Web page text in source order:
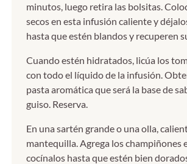
minutos, luego retira las bolsitas.
secos en esta infusión caliente y
hasta que estén blandos y recuperen
Cuando estén hidratados, licúa los
con todo el líquido de la infusión.
pasta aromática que será la base de
guiso. Reserva.
En una sartén grande o una olla,
mantequilla. Agrega los champiñones
cocínalos hasta que estén bien